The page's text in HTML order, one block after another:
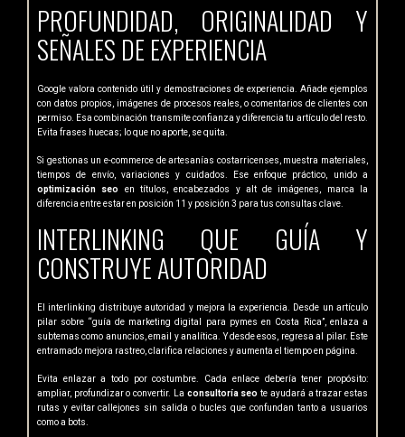
PROFUNDIDAD, ORIGINALIDAD Y
SEÑALES DE EXPERIENCIA
Google valora contenido útil y demostraciones de experiencia. Añade ejemplos
con datos propios, imágenes de procesos reales, o comentarios de clientes con
permiso. Esa combinación transmite confianza y diferencia tu artículo del resto.
Evita frases huecas; lo que no aporte, se quita.
Si gestionas un e-commerce de artesanías costarricenses, muestra materiales,
tiempos de envío, variaciones y cuidados. Ese enfoque práctico, unido a
optimización seo
en títulos, encabezados y alt de imágenes, marca la
diferencia entre estar en posición 11 y posición 3 para tus consultas clave.
INTERLINKING QUE GUÍA Y
CONSTRUYE AUTORIDAD
El interlinking distribuye autoridad y mejora la experiencia. Desde un artículo
pilar sobre “guía de marketing digital para pymes en Costa Rica”, enlaza a
subtemas como anuncios, email y analítica. Y desde esos, regresa al pilar. Este
entramado mejora rastreo, clarifica relaciones y aumenta el tiempo en página.
Evita enlazar a todo por costumbre. Cada enlace debería tener propósito:
ampliar, profundizar o convertir. La consultoría seo te ayudará a trazar estas
rutas y evitar callejones sin salida o bucles que confundan tanto a usuarios
como a bots.